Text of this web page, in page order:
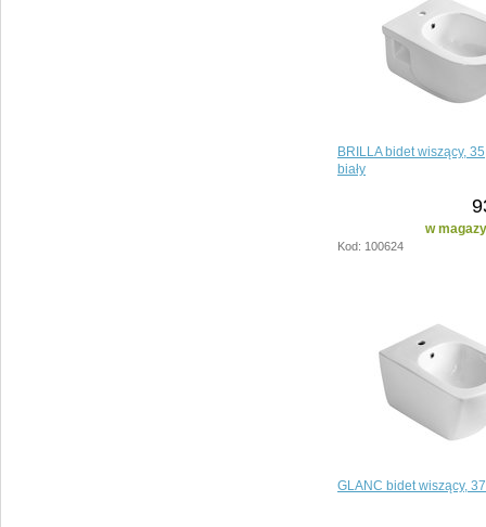
BRILLA bidet wiszący,
biały
w
Kod: 100624
GLANC bidet wiszący,